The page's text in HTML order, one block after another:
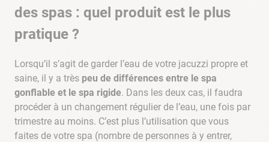
des spas : quel produit est le plus
pratique ?
Lorsqu’il s’agit de garder l’eau de votre jacuzzi propre et
saine, il y a très peu de différences entre le spa
gonflable et le spa rigide. Dans les deux cas, il faudra
procéder à un changement régulier de l’eau, une fois par
trimestre au moins. C’est plus l’utilisation que vous
faites de votre spa (nombre de personnes à y entrer,